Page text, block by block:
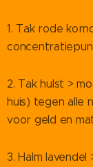
1. Tak rode
2. Tak hulst >
huis) tegen alle
voor geld en
3. Halm